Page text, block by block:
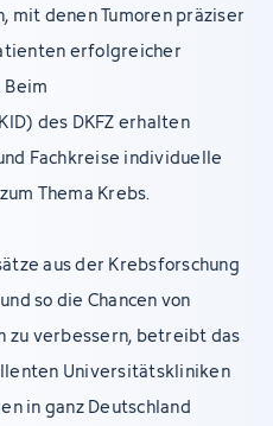
mit denen Tumoren präziser
erfolgreicher
des DKFZ erhalten
Fachkreise individuelle
Thema Krebs.
aus der Krebsforschung
so die Chancen von
zu verbessern, betreibt das
Universitätskliniken
in ganz Deutschland